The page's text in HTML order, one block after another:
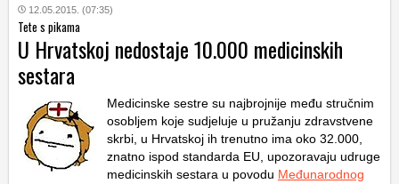
12.05.2015. (07:35)
Tete s pikama
U Hrvatskoj nedostaje 10.000 medicinskih
sestara
Medicinske sestre su najbrojnije među stručnim
osobljem koje sudjeluje u pružanju zdravstvene
skrbi, u Hrvatskoj ih trenutno ima oko 32.000,
znatno ispod standarda EU, upozoravaju udruge
medicinskih sestara u povodu Međunarodnog